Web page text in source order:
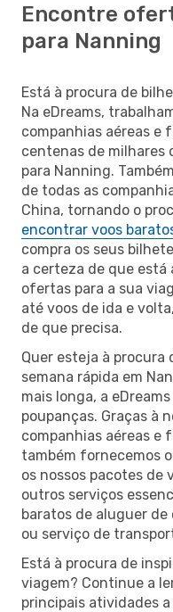
Encontre
para Nanning
Está à procura de
Na eDreams,
companhias aéreas e
centenas de milhares
para Nanning.
de todas as
China, tornando o
encontrar voos
compra os seus
a certeza de que
ofertas para a sua
até voos de ida e
de que precisa.
Quer esteja à procura
semana rápida em
mais longa, a
poupanças. Graças à
companhias aéreas e
também fornecemos
os nossos pacotes de
outros serviços
baratos de aluguer
ou serviço de
Está à procura de
viagem? Continue a
principais atividades